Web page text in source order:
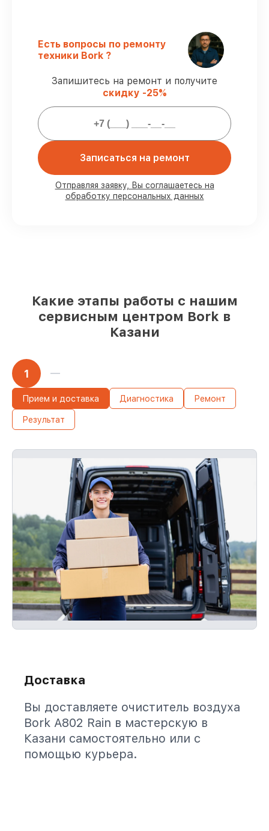
все работники проходят обязательное
обучение и ежегодную аттестацию, что
подтверждает их уровень мастерства.
соблюдаем сроки восстановления
очистителя воздуха A802 Rain,
согласованные с клиентом.
Гарантийное обслуживание
предоставляем официальное
гарантийное сопровождение после
починки.
Мы гарантируем:
– под любые финансовые
возможности
85%работ быстро и без задержек, при
условии, что восстановление началось
Есть вопросы по ремонту
техники Bork ?
Запишитесь на ремонт и получите
скидку -25%
Записаться на ремонт
Отправляя заявку, Вы соглашаетесь на
обработку персональных данных
Какие этапы работы с нашим
сервисным центром Bork в
Казани
1
Прием и доставка Диагностика Ремонт
Результат
Доставка
Вы доставляете очиститель воздуха
Bork A802 Rain в мастерскую в
Казани самостоятельно или с
помощью курьера.